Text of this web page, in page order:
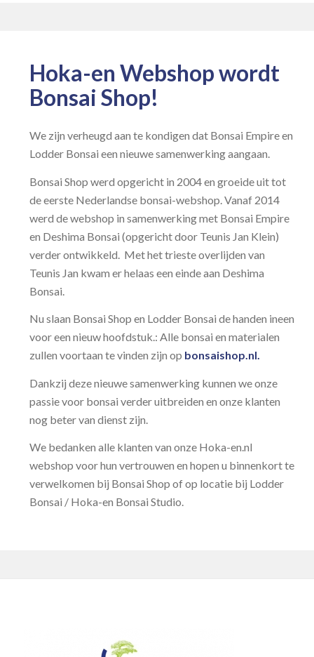
Hoka-en Webshop wordt
Bonsai Shop!
We zijn verheugd aan te kondigen dat Bonsai Empire en
Lodder Bonsai een nieuwe samenwerking aangaan.
Bonsai Shop werd opgericht in 2004 en groeide uit tot
de eerste Nederlandse bonsai-webshop. Vanaf 2014
werd de webshop in samenwerking met Bonsai Empire
en Deshima Bonsai (opgericht door Teunis Jan Klein)
verder ontwikkeld. Met het trieste overlijden van
Teunis Jan kwam er helaas een einde aan Deshima
Bonsai.
Nu slaan Bonsai Shop en Lodder Bonsai de handen ineen
voor een nieuw hoofdstuk.: Alle bonsai en materialen
zullen voortaan te vinden zijn op bonsaishop.nl.
Dankzij deze nieuwe samenwerking kunnen we onze
passie voor bonsai verder uitbreiden en onze klanten
nog beter van dienst zijn.
We bedanken alle klanten van onze Hoka-en.nl
webshop voor hun vertrouwen en hopen u binnenkort te
verwelkomen bij Bonsai Shop of op locatie bij Lodder
Bonsai / Hoka-en Bonsai Studio.